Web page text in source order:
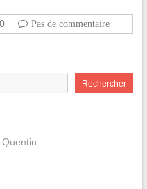
Pas de commentaire
Rechercher